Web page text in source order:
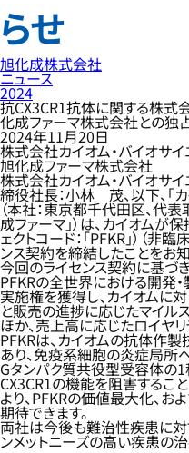
らせ
旭化成株式会社
ニュース
2024
抗CX3CR1抗体に関する株式
化成ファーマ株式会社との独
2024年11月20日
株式会社カイオム・バイオサイ
旭化成ファーマ株式会社
株式会社カイオム・バイオサ
締役社長：小林 茂、以下、「
（本社：東京都千代田区、代
成ファーマ」）は、カイオムが
ェクトコード：「PFKR」）（非
ンス契約を締結したことをお知
今回のライセンス契約に基づ
PFKRの全世界における開発
実施権を獲得し、カイオムに
と販売の進捗に応じたマイル
ほか、売上高に応じたロイヤ
PFKRは、カイオムの抗体作
あり、免疫系細胞の炎症局所
Gタンパク質共役型受容体の1
CX3CR1の機能を阻害するこ
より、PFKRの価値最大化、お
期待できます。
両社は今後も難治性疾患に対
ンメットニーズの高い疾患の